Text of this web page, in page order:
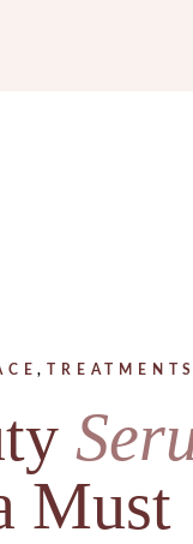
TREATMENTS
Must